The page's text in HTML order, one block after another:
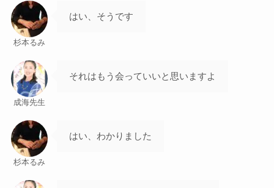
杉本るみ
はい、そうです
成海先生
それはもう会っていいと思いますよ
杉本るみ
はい、わかりました